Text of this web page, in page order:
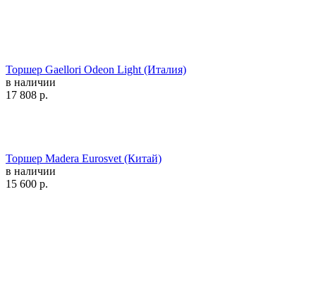
Торшер Gaellori Odeon Light (Италия)
в наличии
17 808 р.
Торшер Madera Eurosvet (Китай)
в наличии
15 600 р.